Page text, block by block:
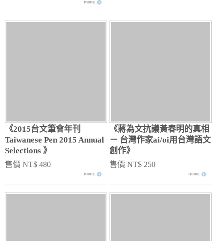
《2015台文筆會年刊
Taiwanese Pen 2015 Annual
Selections 》
售價 NT$ 480
《蔣為文抗議黃春明的真相
－ 台灣作家ai/oi用台灣語文
創作》
售價 NT$ 250